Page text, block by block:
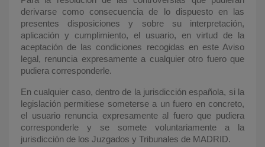
derivarse como consecuencia de lo dispuesto en las
presentes disposiciones y sobre su interpretación,
aplicación y cumplimiento, el usuario, en virtud de la
aceptación de las condiciones recogidas en este Aviso
legal, renuncia expresamente a cualquier otro fuero que
pudiera corresponderle.
En cualquier caso, dentro de la jurisdicción española, si la
legislación permitiese someterse a un fuero en concreto,
el usuario renuncia expresamente al fuero que pudiera
corresponderle y se somete voluntariamente a la
jurisdicción de los Juzgados y Tribunales de MADRID.